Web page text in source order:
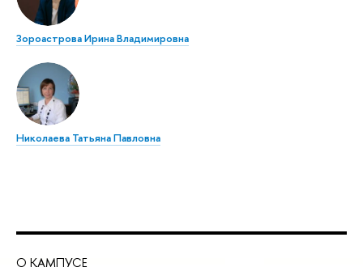
Зороастрова Ирина Владимировна
Николаева Татьяна Павловна
О КАМПУСЕ